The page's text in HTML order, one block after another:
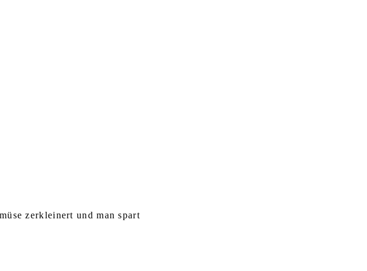
zerkleinert und man spart